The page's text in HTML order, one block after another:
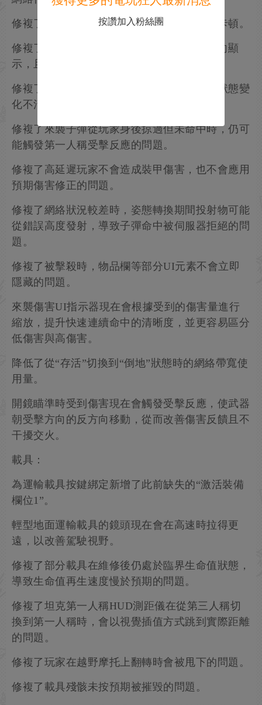
修複了以一定角度解除兩腳架架設時的動畫卡頓。
修複了敵方武器在跳躍等特定狀態下可能側向顯
示，且未與實際瞄準方向正確對齊的問題。
修複了第一人稱死亡動畫會延遲開始，導致狀態變
化不清晰的問題。
修複了來襲子彈從玩家身後掠過但未命中時，仍可
能觸發第一人稱受擊反應的問題。
修複了高延遲玩家不會造成裝甲傷害，也不會應用
預期傷害修正的問題。
修複了網絡狀況較差時，姿態轉換期間投射物可能
從錯誤高度發射，導致子彈命中被伺服器拒絕的問
題。
修複了被擊殺時，物品欄等部分UI元素不會立即
隱藏的問題。
來襲傷害UI指示器現在會根據受到的傷害量進行
縮放，提升快速連續命中的清晰度，並更容易區分
低傷害與高傷害。
降低了從“存活”切換到“倒地”狀態時的網絡帶寬使
用量。
開鏡瞄準時受到傷害現在會觸發受擊反應，使武器
朝受擊方向的反方向移動，從而改善傷害反饋且不
干擾交火。
載具：
為運輸載具按鍵綁定新增了此前缺失的“激活裝備
欄位1”。
輕型地面運輸載具的鏡頭現在會在高速時拉得更
遠，以改善駕駛視野。
修複了部分載具在維修後仍處於臨界生命值狀態，
導致生命值再生速度慢於預期的問題。
修複了坦克第一人稱HUD測距儀在從第三人稱切
換到第一人稱時，會以視覺插值方式跳到實際距離
的問題。
修複了玩家在越野摩托上翻轉時會被甩下的問題。
修複了載具殘骸未按預期被摧毀的問題。
按讚加入粉絲團